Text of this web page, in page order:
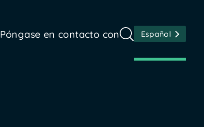
Póngase en contacto con Español